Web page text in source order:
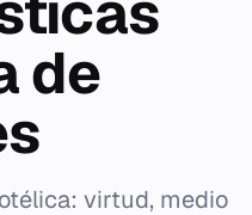
de
virtud, medio